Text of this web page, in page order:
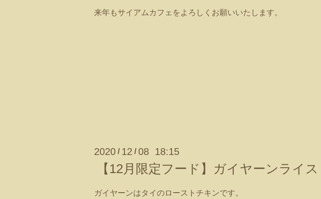
来年もサイアムカフェをよろしくお願いいたします。
2020 / 12 /08 18:15
【12月限定フード】ガイヤーンライス
ガイヤーンはタイのローストチキンです。